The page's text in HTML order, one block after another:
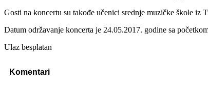
Gosti na koncertu su takođe učenici srednje muzičke škole iz
Datum održavanje koncerta je 24.05.2017. godine sa
Ulaz besplatan
Komentari